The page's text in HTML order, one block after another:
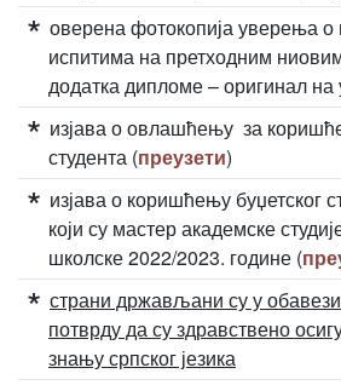
оверена фотокопија уверења
испитима на претходним
додатка дипломе – оригинал на
изјава о овлашћењу за
студента (преузети)
изјава о коришћењу буџетског
који су мастер академске
школске 2022/2023. године (
страни држављани су у
потврду да су здравствено
знању српског језика